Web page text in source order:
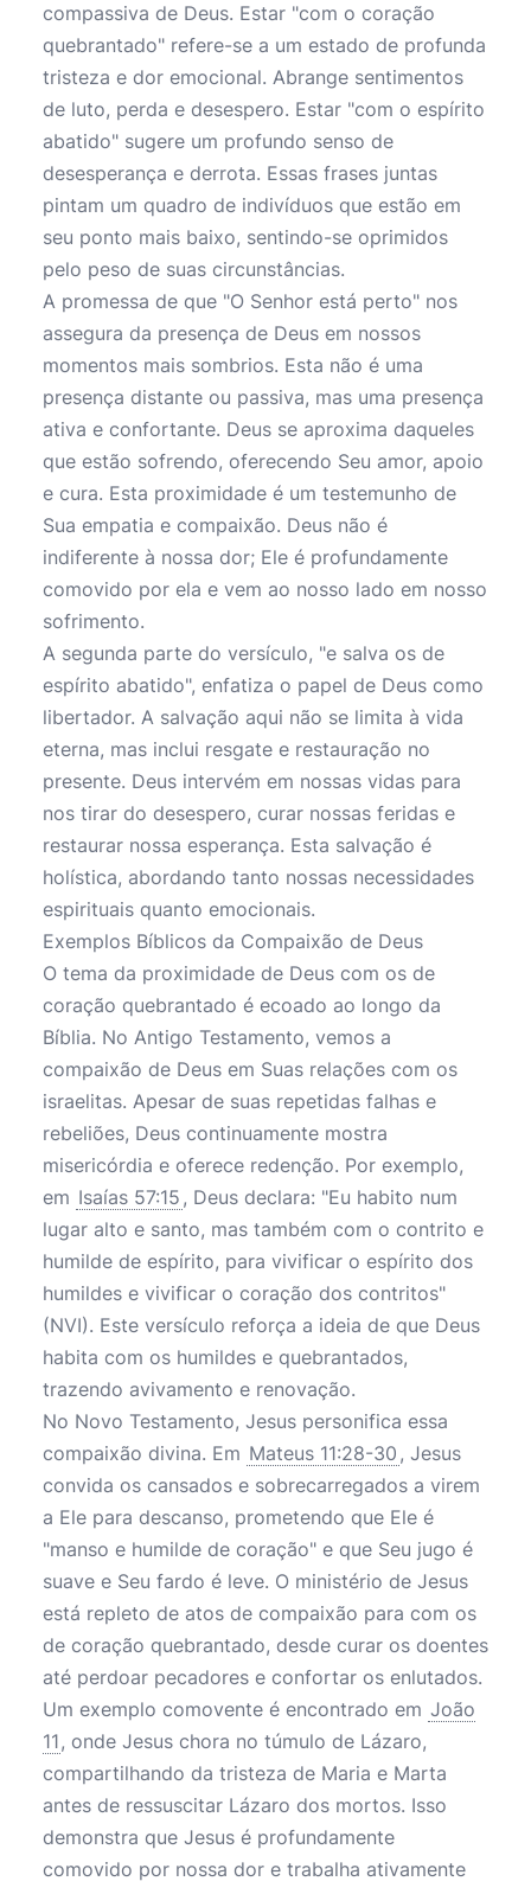
compassiva de Deus. Estar "com o coração
quebrantado" refere-se a um estado de profunda
tristeza e dor emocional. Abrange sentimentos
de luto, perda e desespero. Estar "com o espírito
abatido" sugere um profundo senso de
desesperança e derrota. Essas frases juntas
pintam um quadro de indivíduos que estão em
seu ponto mais baixo, sentindo-se oprimidos
pelo peso de suas circunstâncias.
A promessa de que "O Senhor está perto" nos
assegura da presença de Deus em nossos
momentos mais sombrios. Esta não é uma
presença distante ou passiva, mas uma presença
ativa e confortante. Deus se aproxima daqueles
que estão sofrendo, oferecendo Seu amor, apoio
e cura. Esta proximidade é um testemunho de
Sua empatia e compaixão. Deus não é
indiferente à nossa dor; Ele é profundamente
comovido por ela e vem ao nosso lado em nosso
sofrimento.
A segunda parte do versículo, "e salva os de
espírito abatido", enfatiza o papel de Deus como
libertador. A salvação aqui não se limita à vida
eterna, mas inclui resgate e restauração no
presente. Deus intervém em nossas vidas para
nos tirar do desespero, curar nossas feridas e
restaurar nossa esperança. Esta salvação é
holística, abordando tanto nossas necessidades
espirituais quanto emocionais.
Exemplos Bíblicos da Compaixão de Deus
O tema da proximidade de Deus com os de
coração quebrantado é ecoado ao longo da
Bíblia. No Antigo Testamento, vemos a
compaixão de Deus em Suas relações com os
israelitas. Apesar de suas repetidas falhas e
rebeliões, Deus continuamente mostra
misericórdia e oferece redenção. Por exemplo,
em Isaías 57:15 , Deus declara: "Eu habito num
lugar alto e santo, mas também com o contrito e
humilde de espírito, para vivificar o espírito dos
humildes e vivificar o coração dos contritos"
(NVI). Este versículo reforça a ideia de que Deus
habita com os humildes e quebrantados,
trazendo avivamento e renovação.
No Novo Testamento, Jesus personifica essa
compaixão divina. Em Mateus 11:28-30 , Jesus
convida os cansados e sobrecarregados a virem
a Ele para descanso, prometendo que Ele é
"manso e humilde de coração" e que Seu jugo é
suave e Seu fardo é leve. O ministério de Jesus
está repleto de atos de compaixão para com os
de coração quebrantado, desde curar os doentes
até perdoar pecadores e confortar os enlutados.
Um exemplo comovente é encontrado em João
11, onde Jesus chora no túmulo de Lázaro,
compartilhando da tristeza de Maria e Marta
antes de ressuscitar Lázaro dos mortos. Isso
demonstra que Jesus é profundamente
comovido por nossa dor e trabalha ativamente